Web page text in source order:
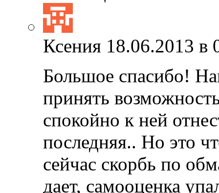
Ксения 18.06.2013 в
Большое спасибо!
принять
спокойно к ней
последняя.. Но это
сейчас скорбь по
дает, самооценка